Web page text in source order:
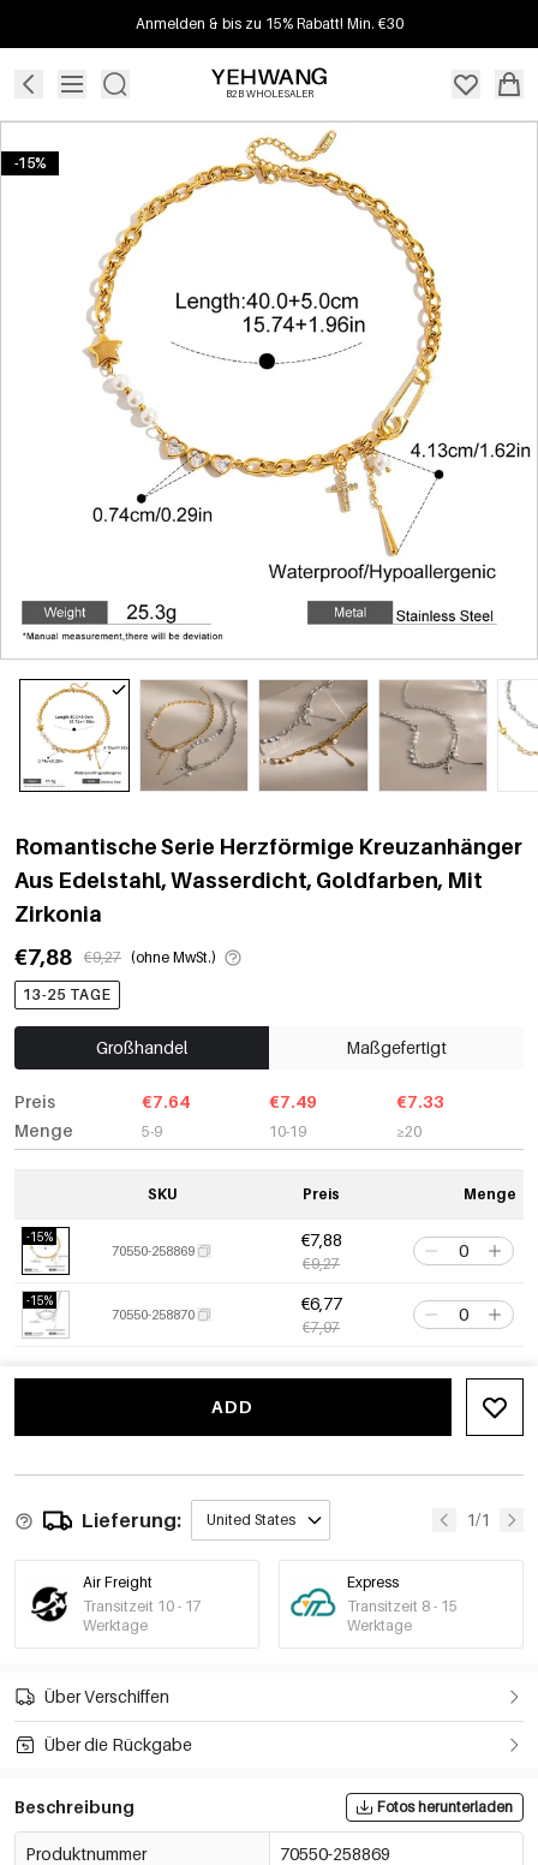
Anmelden & bis zu 15% Rabatt! Min. €30
B2B WHOLESALER
-15%
Romantische Serie Herzförmige Kreuzanhänger
Aus Edelstahl, Wasserdicht, Goldfarben, Mit
Zirkonia
€7,88
€9,27 (ohne MwSt.)
13-25 TAGE
Großhandel Maßgefertigt
Preis
Menge
€7.64
5-9
€7.49
10-19
€7.33
≥20
SKU Preis Menge
-15%
70550-258869
€7,88
€9,27
-15%
70550-258870
€6,77
€7,97
ADD
Lieferung: United States 1/1
Air Freight
Transitzeit 10 - 17
Werktage
Express
Transitzeit 8 - 15
Werktage
Über Verschiffen
Über die Rückgabe
Beschreibung Fotos herunterladen
Produktnummer 70550-258869